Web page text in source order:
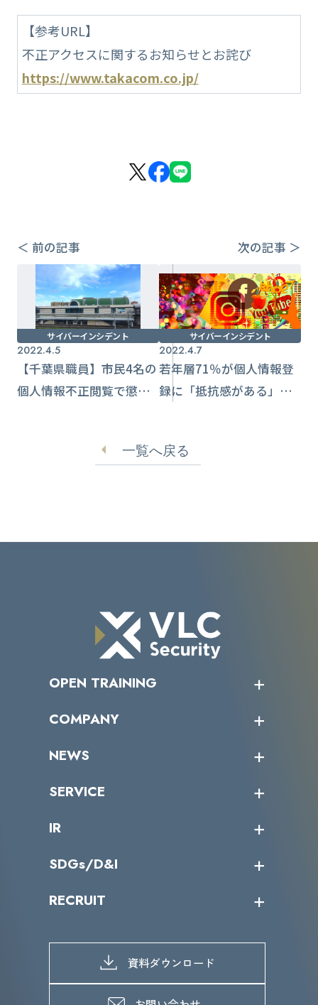
【参考URL】
不正アクセスに関するお知らせとお詫び
https://www.takacom.co.jp/
＜ 前の記事 次の記事 ＞
サイバーインシデント
2022.4.5
【千葉県職員】市民4名の
個人情報不正閲覧で懲戒
サイバーインシデント
2022.4.7
若年層71％が個人情報登
録に「抵抗感がある」
一覧へ戻る
OPEN TRAINING
受講者の声
COMPANY
トップメッセージ
ミッション／ビジョン
パートナー企業一覧
NEWS
サイバーニュース
SERVICE
カテゴリー別サービス一覧
IR
IRカレンダー
IRライブラリー
よくあるご質問
SDGs/D&I
当グループのマテリアリティ
SDGs推進体制
D&Iの取り組み
RECRUIT
募集職種一覧
メッセージ
メンバーインタビュー
資料ダウンロード